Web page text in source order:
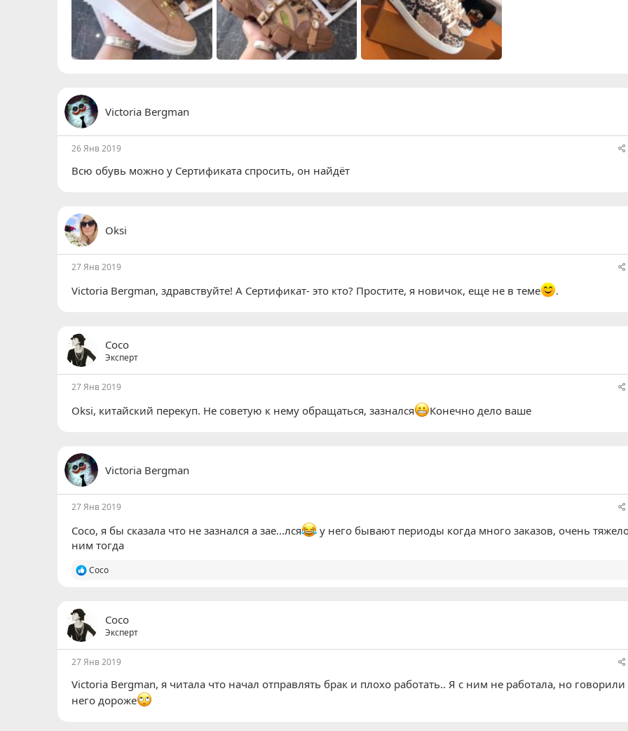
Victoria Bergman
26 Янв 2019
Всю обувь можно у Сертификата спросить, он найдёт
Oksi
27 Янв 2019
Victoria Bergman, здравствуйте! А Сертификат- это кто? Простите, я новичок, еще не в теме .
Coco
Эксперт
27 Янв 2019
Oksi, китайский перекуп. Не советую к нему обращаться, зазнался Конечно дело ваше
Victoria Bergman
27 Янв 2019
Coco, я бы сказала что не зазнался а зае...лся
у него бывают периоды когда много заказов, очень
ним тогда
Р
и
и
:
Coco
Coco
Эксперт
27 Янв 2019
Victoria Bergman, я читала что начал отправлять брак и плохо работать.. Я с ним не работала, но говорили
него дороже